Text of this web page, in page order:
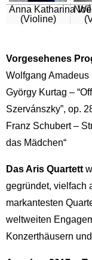
Anna Katharina
(Violine)
Vorgesehenes
Wolfgang Amadeus
György Kurtag –
Szervánszky”, op.
Franz Schubert –
das Mädchen“
Das Aris Quartett
gegründet, vielfach
markantesten
weltweiten
Konzerthäusern